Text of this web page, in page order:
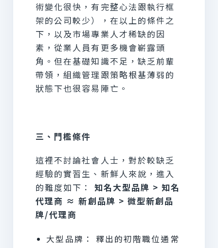
術變化很快，有完整心法跟執行框
架的公司較少），在以上的條件之
下，以及市場專業人才稀缺的因
素，從業人員有更多機會嶄露頭
角。但在基礎知識不足，缺乏前輩
帶領，組織管理跟策略根基薄弱的
狀態下也很容易陣亡。
三、門檻條件
這裡不討論社會人士，對於較缺乏
經驗的實習生、新鮮人來說，進入
的難度如下： 知名大型品牌 > 知名
代理商 ≈ 新創品牌 > 微型新創品
牌/代理商
大型品牌： 釋出的初階職位通常